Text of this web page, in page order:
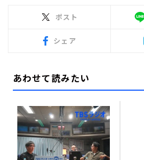
ポスト
シェア
あわせて読みたい